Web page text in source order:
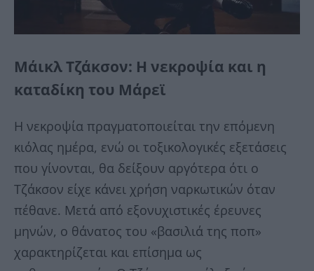
Μάικλ Τζάκσον: Η νεκροψία και η
καταδίκη του Μάρεϊ
Η νεκροψία πραγματοποιείται την επόμενη
κιόλας ημέρα, ενώ οι τοξικολογικές εξετάσεις
που γίνονται, θα δείξουν αργότερα ότι ο
Τζάκσον είχε κάνει χρήση ναρκωτικών όταν
πέθανε. Μετά από εξονυχιστικές έρευνες
μηνών, ο θάνατος του «βασιλιά της ποπ»
χαρακτηρίζεται και επίσημα ως